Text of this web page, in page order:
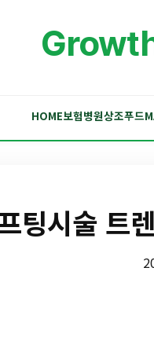
HOME보험병원상조푸드
팅시술 트